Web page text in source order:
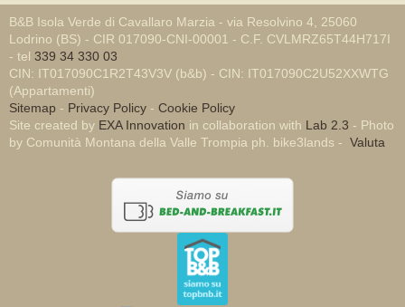
B&B Isola Verde di Cavallaro Marzia - via Resolvino 4, 25060
Lodrino (BS) - CIR 017090-CNI-00001 - C.F. CVLMRZ65T44H717I
- tel 339 34 330 03
CIN: IT017090C1R2T43V3V (b&b) - CIN: IT017090C2U52XXWTG
(Appartamenti)
Sitemap - Privacy Policy - Cookie Policy
Site created by EXA Innovation in collaboration with Lab 2.3 - Photo
by Comunità Montana della Valle Trompia ph. bike3lands - Valuta